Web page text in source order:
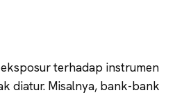
terhadap instrumen
diatur. Misalnya, bank-bank